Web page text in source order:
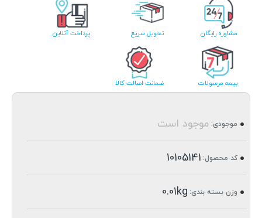
مشاوره رایگان تحویل سریع پرداخت آنلاین
بیمه مرسولات ضمانت اصالت کالا
موجودی: موجود است
کد محصول: 10105141
وزن بسته بندی: 0.01kg